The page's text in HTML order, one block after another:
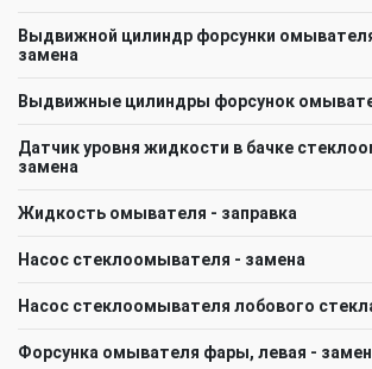
Выдвижной цилиндр форсунки
замена
Выдвижные цилиндры форсунок
Датчик уровня жидкости в бачке
замена
Жидкость омывателя - заправка
Насос стеклоомывателя - замена
Насос стеклоомывателя лобового
Форсунка омывателя фары, левая -